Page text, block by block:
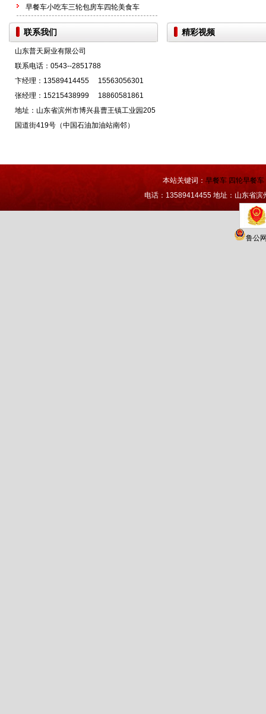
早餐车小吃车三轮包房车四轮美食车
联系我们
山东普天厨业有限公司
联系电话：0543--2851788
卞经理：13589414455 15563056301
张经理：15215438999 18860581861
地址：山东省滨州市博兴县曹王镇工业园205
国道街419号（中国石油加油站南邻）
精彩视频
本站关键词： 早餐车 四轮早餐车
电话：13589414455 地址：山东省滨
鲁公